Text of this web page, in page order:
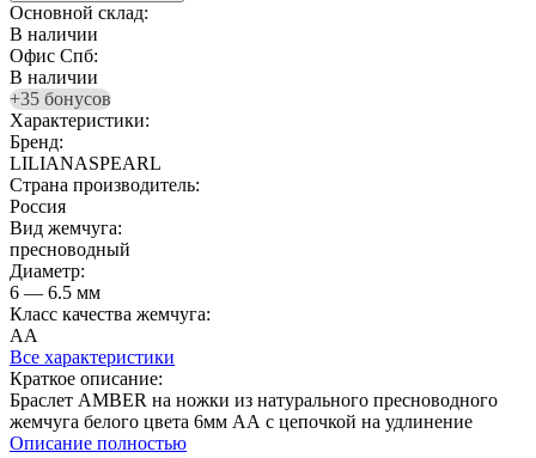
Основной склад:
В наличии
Офис Спб:
В наличии
+35 бонусов
Характеристики:
Бренд:
LILIANASPEARL
Страна производитель:
Россия
Вид жемчуга:
пресноводный
Диаметр:
6 — 6.5 мм
Класс качества жемчуга:
АА
Все характеристики
Краткое описание:
Браслет AMBER на ножки из натурального пресноводного
жемчуга белого цвета 6мм АА с цепочкой на удлинение
Описание полностью